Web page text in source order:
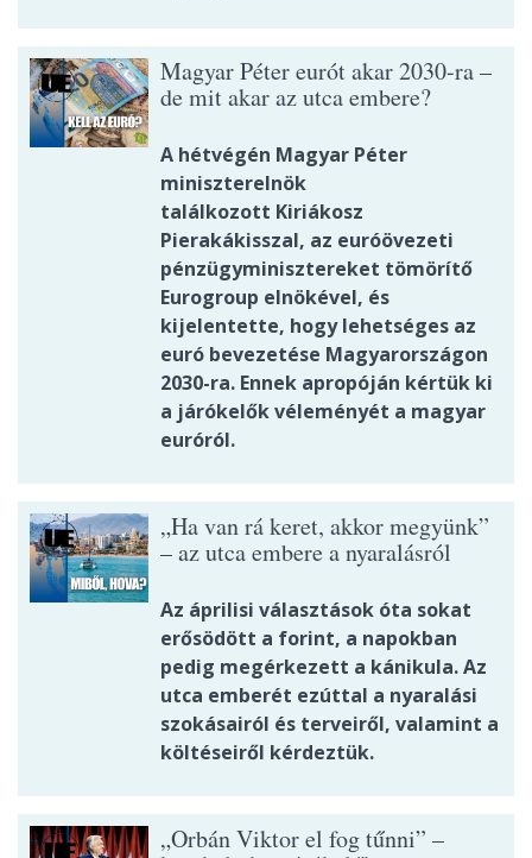
Magyar Péter eurót akar 2030-ra –
de mit akar az utca embere?
A hétvégén Magyar Péter
miniszterelnök
találkozott Kiriákosz
Pierakákisszal, az euróövezeti
pénzügyminisztereket tömörítő
Eurogroup elnökével, és
kijelentette, hogy lehetséges az
euró bevezetése Magyarországon
2030-ra. Ennek apropóján kértük ki
a járókelők véleményét a magyar
euróról.
„Ha van rá keret, akkor megyünk”
– az utca embere a nyaralásról
Az áprilisi választások óta sokat
erősödött a forint, a napokban
pedig megérkezett a kánikula. Az
utca emberét ezúttal a nyaralási
szokásairól és terveiről, valamint a
költéseiről kérdeztük.
„Orbán Viktor el fog tűnni” –